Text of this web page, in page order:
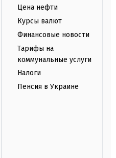
Цена нефти
Курсы валют
Финансовые новости
Тарифы на
коммунальные услуги
Налоги
Пенсия в Украине